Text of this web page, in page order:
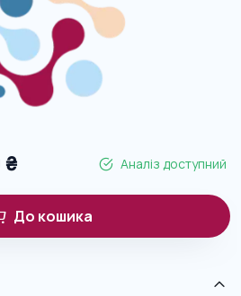
₴ Аналіз доступний
До кошика